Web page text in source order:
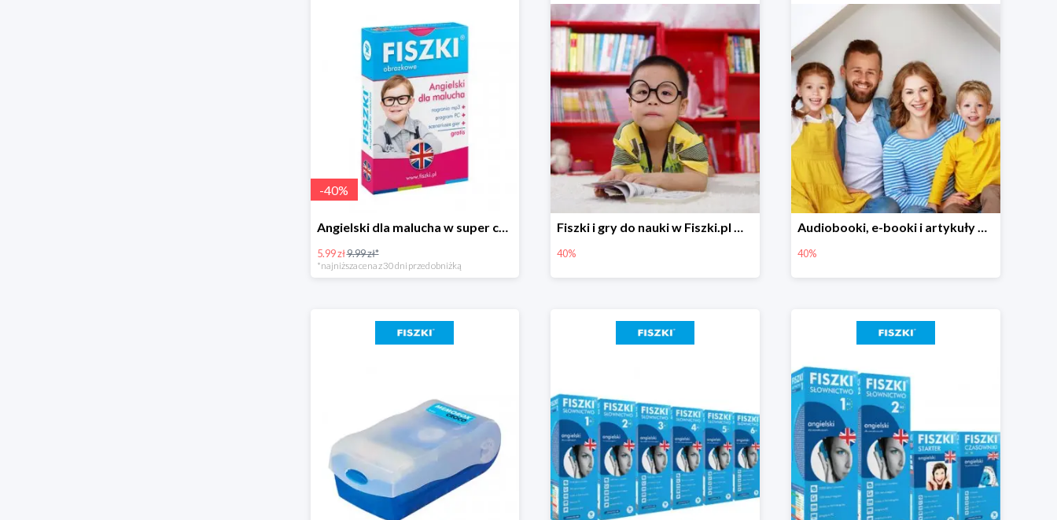
-40%
Angielski dla malucha w super cenie
5.99 zł9.99 zł*
*najniższa cena z 30 dni przed obniżką
Fiszki i gry do nauki w Fiszki.pl w super cenach
40%
Audiobooki, e-booki i artykuły dla dzieci w Fiszki.pl do -40%
40%